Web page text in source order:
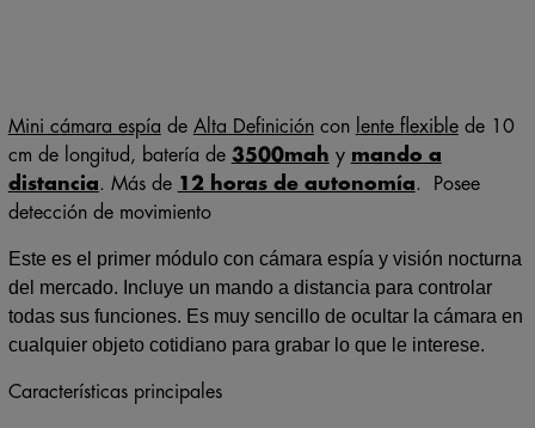
Mini cámara espía de Alta Definicióncon lente flexiblede 10
cm de longitud, batería de 3500mah y mando a
distancia. Más de 12 horas de autonomía. Posee
detección de movimiento
Este es el primer módulo con cámara espía y visión nocturna
del mercado. Incluye un mando a distancia para controlar
todas sus funciones. Es muy sencillo de ocultar la cámara en
cualquier objeto cotidiano para grabar lo que le interese.
Características principales